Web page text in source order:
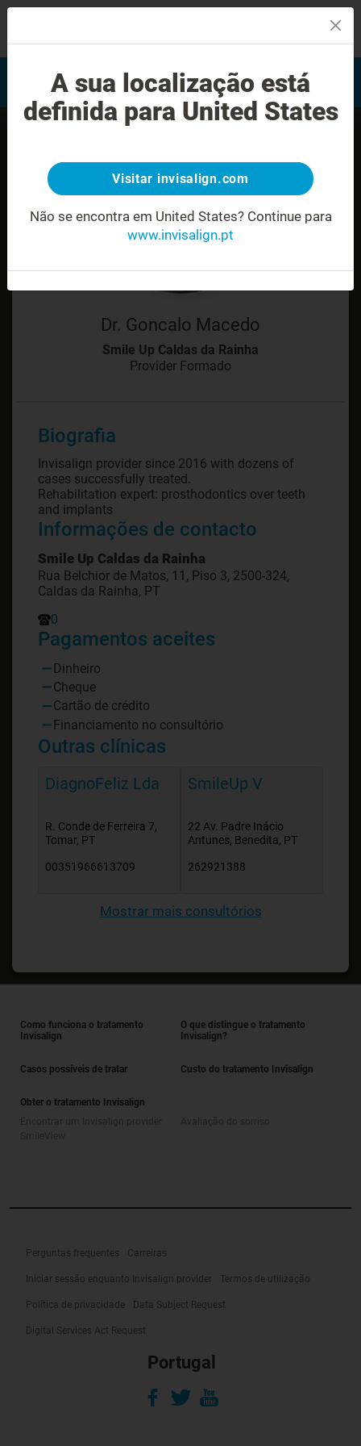
Avaliação do sorriso
Encontrar um Invisalign
provider
Dr. Goncalo Macedo
Smile Up Caldas da Rainha
Provider Formado
Biografia
Invisalign provider since 2016 with dozens of
cases successfully treated.
Rehabilitation expert: prosthodontics over teeth
and implants
Informações de contacto
Smile Up Caldas da Rainha
Rua Belchior de Matos, 11, Piso 3, 2500-324,
Caldas da Rainha, PT
0
Pagamentos aceites
Dinheiro
Cheque
Cartão de crédito
Financiamento no consultório
Outras clínicas
DiagnoFeliz Lda
R. Conde de Ferreira 7,
Tomar, PT
00351966613709
SmileUp V
22 Av. Padre Inácio
Antunes, Benedita, PT
262921388
Mostrar mais consultórios
Como funciona o tratamento
Invisalign
O que distingue o tratamento
Invisalign?
Casos possíveis de tratar Custo do tratamento Invisalign
Obter o tratamento Invisalign
Perguntas frequentes Carreiras
Iniciar sessão enquanto Invisalign provider Termos de utilização
Política de privacidade Data Subject Request
Digital Services Act Request
Portugal
A sua localização está
definida para United States
Visitar invisalign.com
Não se encontra em United States? Continue para
www.invisalign.pt